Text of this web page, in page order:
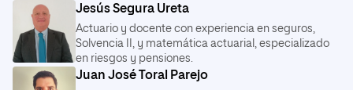
Lengua inglesa.
PDF
Obligatorio
Análisis contable.
PDF
Obligatorio 6 ECTS
Habilidades directivas.
Obligatorio
Dirección de operaciones.
PDF
Obligatorio
Jesús Segura Ureta
Actuario y docente con experiencia en seguros,
Solvencia II, y matemática actuarial, especializado
en riesgos y pensiones.
Juan José Toral Parejo